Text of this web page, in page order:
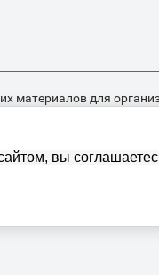
материалов для
Кызыл,
вы